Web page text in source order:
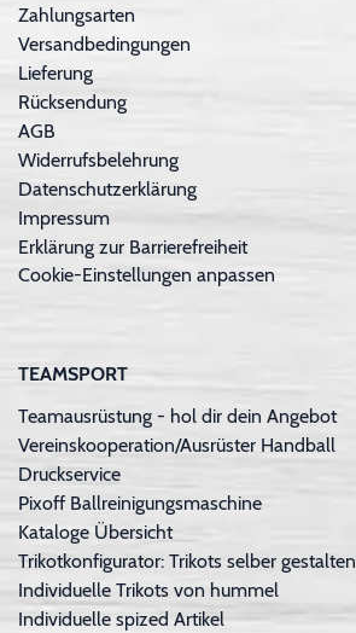
Zahlungsarten
Versandbedingungen
Lieferung
Rücksendung
AGB
Widerrufsbelehrung
Datenschutzerklärung
Impressum
Erklärung zur Barrierefreiheit
Cookie-Einstellungen anpassen
TEAMSPORT
Teamausrüstung - hol dir dein Angebot
Vereinskooperation/Ausrüster Handball
Druckservice
Pixoff Ballreinigungsmaschine
Kataloge Übersicht
Trikotkonfigurator: Trikots selber gestalten
Individuelle Trikots von hummel
Individuelle spized Artikel